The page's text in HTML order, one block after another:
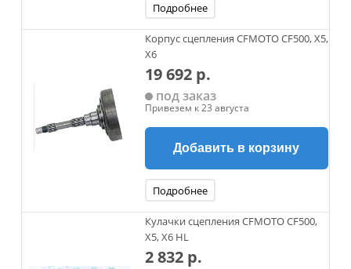
Подробнее
Корпус сцепления CFMOTO CF500, X5,
X6
19 692 р.
под заказ
Привезем к 23 августа
Добавить в корзину
Подробнее
Кулачки сцепления CFMOTO CF500,
X5, X6 HL
2 832 р.